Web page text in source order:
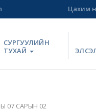
Цахим
СУРГУУЛИЙН
ТУХАЙ
07 САРЫН 02